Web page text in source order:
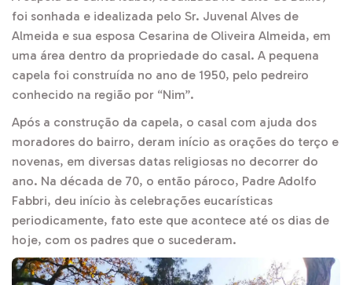
foi sonhada e idealizada pelo Sr. Juvenal Alves de
Almeida e sua esposa Cesarina de Oliveira Almeida, em
uma área dentro da propriedade do casal. A pequena
capela foi construída no ano de 1950, pelo pedreiro
conhecido na região por “Nim”.
Após a construção da capela, o casal com ajuda dos
moradores do bairro, deram início as orações do terço e
novenas, em diversas datas religiosas no decorrer do
ano. Na década de 70, o então pároco, Padre Adolfo
Fabbri, deu início às celebrações eucarísticas
periodicamente, fato este que acontece até os dias de
hoje, com os padres que o sucederam.